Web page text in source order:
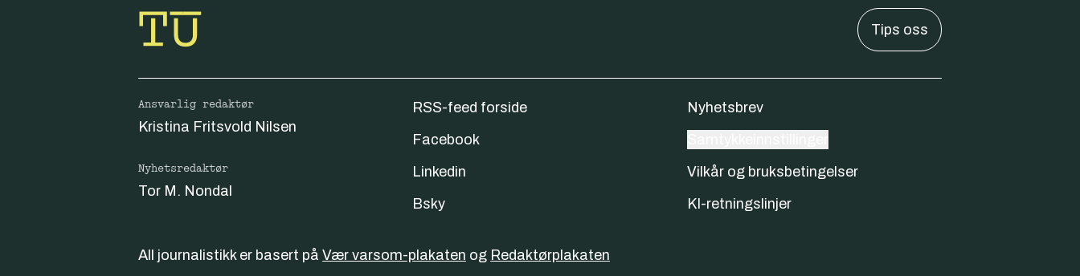
Tips oss
Ansvarlig redaktør
Kristina Fritsvold Nilsen
Nyhetsredaktør
Tor M. Nondal
RSS-feed forside
Facebook
Linkedin
Bsky
Nyhetsbrev
Vilkår og bruksbetingelser
KI-retningslinjer
All journalistikk er basert på Vær varsom-plakaten og Redaktørplakaten